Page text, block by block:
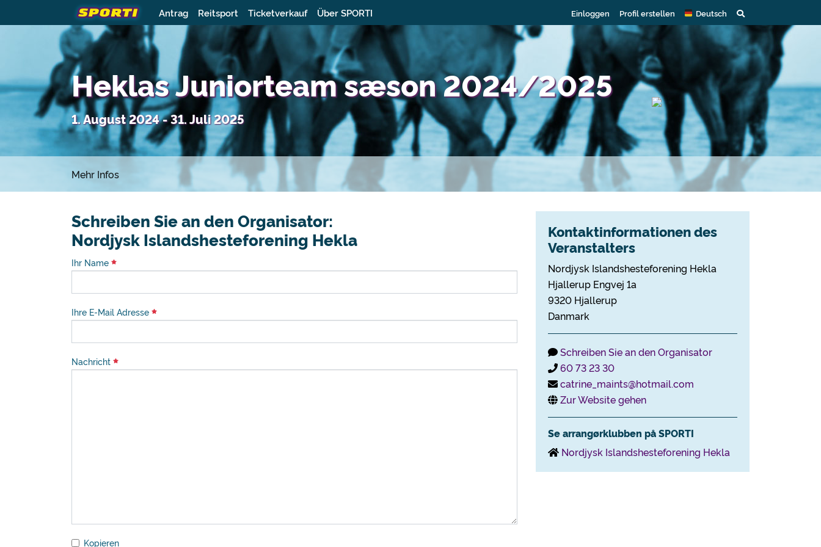
Antrag Reitsport Ticketverkauf Über SPORTI Einloggen Profil erstellen Deutsch
Heklas Juniorteam sæson 2024/2025
1. August 2024 - 31. Juli 2025
Mehr Infos
Schreiben Sie an den Organisator:
Nordjysk Islandshesteforening Hekla
Ihr Name
Ihre E-Mail Adresse
Nachricht
Kopieren
Kontaktinformationen des
Veranstalters
Nordjysk Islandshesteforening Hekla
Hjallerup Engvej 1a
9320 Hjallerup
Danmark
Schreiben Sie an den Organisator
60 73 23 30
catrine_maints@hotmail.com
Zur Website gehen
Se arrangørklubben på SPORTI
Nordjysk Islandshesteforening Hekla